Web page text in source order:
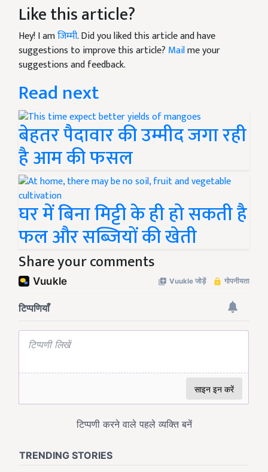
Like this article?
Hey! I amजिम्मी. Did you liked this article and have
suggestions to improve this article? Mailme your
suggestions and feedback.
Read next
बेहतर पैदावार की उम्मीद जगा रही
है आम की फसल
घर में बिना मिट्टी के ही हो सकती है
फल और सब्जियों की खेती
Share your comments